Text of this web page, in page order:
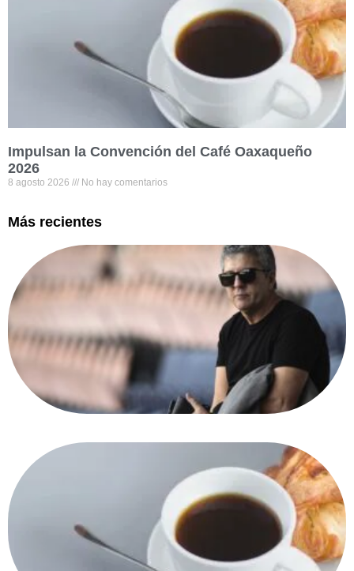
Impulsan la Convención del Café Oaxaqueño
2026
8 agosto 2026 No hay comentarios
Más recientes